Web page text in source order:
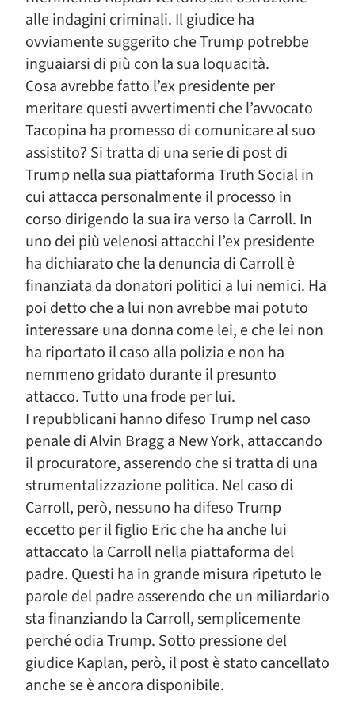
alle indagini criminali. Il giudice ha
ovviamente suggerito che Trump potrebbe
inguaiarsi di più con la sua loquacità.
Cosa avrebbe fatto l’ex presidente per
meritare questi avvertimenti che l’avvocato
Tacopina ha promesso di comunicare al suo
assistito? Si tratta di una serie di post di
Trump nella sua piattaforma Truth Social in
cui attacca personalmente il processo in
corso dirigendo la sua ira verso la Carroll. In
uno dei più velenosi attacchi l’ex presidente
ha dichiarato che la denuncia di Carroll è
finanziata da donatori politici a lui nemici. Ha
poi detto che a lui non avrebbe mai potuto
interessare una donna come lei, e che lei non
ha riportato il caso alla polizia e non ha
nemmeno gridato durante il presunto
attacco. Tutto una frode per lui.
I repubblicani hanno difeso Trump nel caso
penale di Alvin Bragg a New York, attaccando
il procuratore, asserendo che si tratta di una
strumentalizzazione politica. Nel caso di
Carroll, però, nessuno ha difeso Trump
eccetto per il figlio Eric che ha anche lui
attaccato la Carroll nella piattaforma del
padre. Questi ha in grande misura ripetuto le
parole del padre asserendo che un miliardario
sta finanziando la Carroll, semplicemente
perché odia Trump. Sotto pressione del
giudice Kaplan, però, il post è stato cancellato
anche se è ancora disponibile.